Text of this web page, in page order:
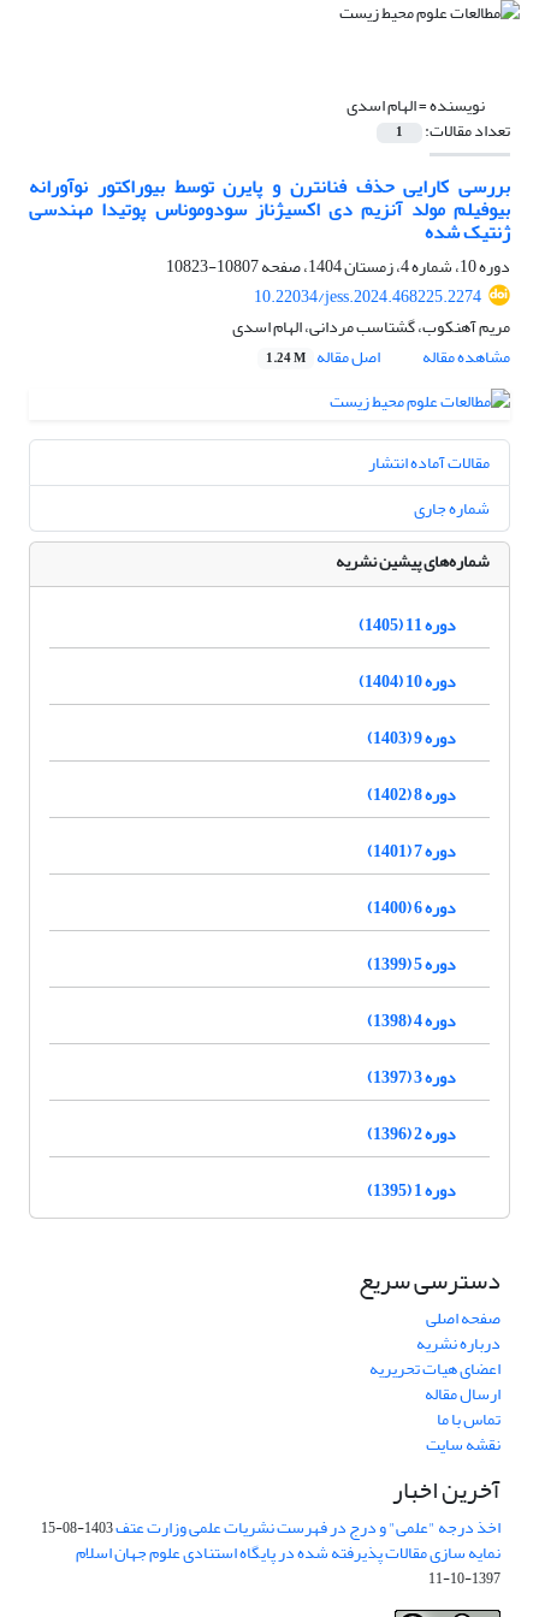
نویسنده =الهام اسدی
تعداد مقالات: 1
بررسی کارایی حذف فنانترن و پایرن توسط بیوراکتور نوآورانه
بیوفیلم مولد آنزیم دی اکسیژناز سودوموناس پوتیدا مهندسی
ژنتیک شده
دوره 10، شماره 4، زمستان 1404، صفحه
10807-10823
10.22034/jess.2024.468225.2274
مریم آهنکوب، گشتاسب مردانی، الهام اسدی
مشاهده مقاله
اصل مقاله 1.24 M
مقالات آماده انتشار
شماره جاری
شماره‌های پیشین نشریه
دوره 11 (1405)
دوره 10 (1404)
دوره 9 (1403)
دوره 8 (1402)
دوره 7 (1401)
دوره 6 (1400)
دوره 5 (1399)
دوره 4 (1398)
دوره 3 (1397)
دوره 2 (1396)
دوره 1 (1395)
دسترسی سریع
صفحه اصلی
درباره نشریه
اعضای هیات تحریریه
ارسال مقاله
تماس با ما
نقشه سایت
آخرین اخبار
اخذ درجه "علمی" و درج در فهرست نشریات علمی وزارت عتف1403-08-15
نمایه سازی مقالات پذیرفته شده در پایگاه استنادی علوم جهان اسلام
1397-10-11